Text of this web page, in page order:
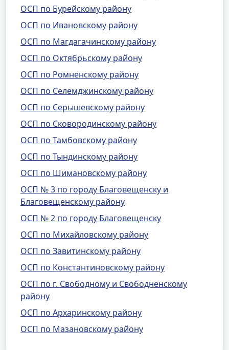
ОСП по Бурейскому району
ОСП по Ивановскому району
ОСП по Магдагачинскому району
ОСП по Октябрьскому району
ОСП по Ромненскому району
ОСП по Селемджинскому району
ОСП по Серышевскому району
ОСП по Сковородинскому району
ОСП по Тамбовскому району
ОСП по Тындинскому району
ОСП по Шимановскому району
ОСП № 3 по городу Благовещенску и
Благовещенскому району
ОСП № 2 по городу Благовещенску
ОСП по Михайловскому району
ОСП по Завитинскому району
ОСП по Константиновскому району
ОСП по г. Свободному и Свободненскому
району
ОСП по Архаринскому району
ОСП по Мазановскому району